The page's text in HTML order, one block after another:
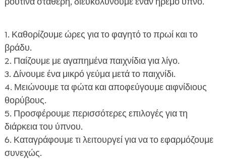
Καθορίζουμε ώρες για το φαγητό το πρωί και το
βράδυ.
Παίζουμε με αγαπημένα παιχνίδια για λίγο.
Δίνουμε ένα μικρό γεύμα μετά το παιχνίδι.
Μειώνουμε τα φώτα και αποφεύγουμε αιφνίδιους
θορύβους.
Προσφέρουμε περισσότερες επιλογές για τη
διάρκεια του ύπνου.
Καταγράφουμε τι λειτουργεί για να το εφαρμόζουμε
συνεχώς.